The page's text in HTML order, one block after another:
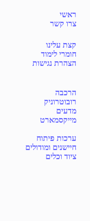
ראשי
צרו קשר
קצת עלינו
חומרי לימוד
הצהרת נגישות
הרכבה
רובוטרוניק
מדעים
מייקסמארט
ערכות פיתוח
חיישנים ומודולים
ציוד וכלים